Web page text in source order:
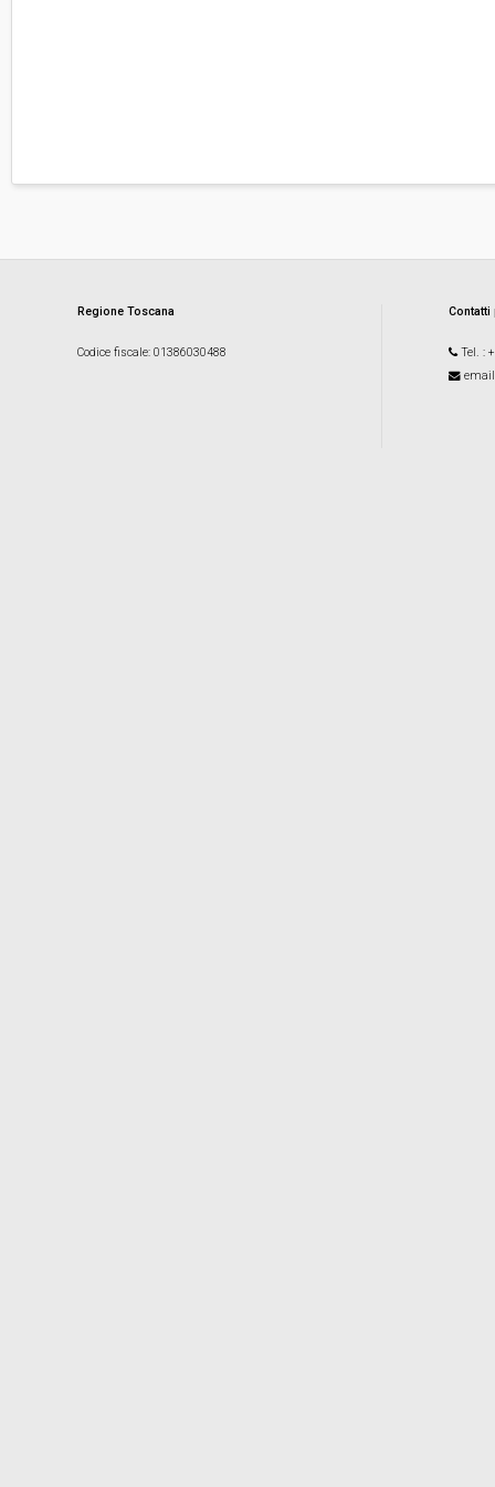
Regione Toscana
Codice fiscale: 01386030488 Tel. :
email